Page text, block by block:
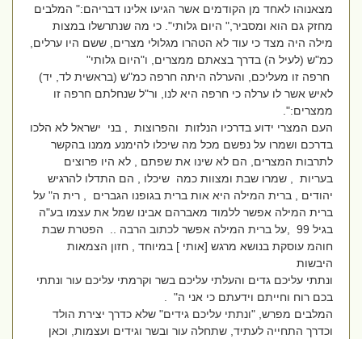
מצאנוהו לאחד מן הקודמים אשר הגיעו אלינו דבריהם:" המלבים
מחזק גם הוא ומסביר," היום גלותי". כי מה שנתרשלו במצות
מילה היה מצד כי עוד לא הטהרו מגלולי מצרים, ששם היו ערלים,
כמ"ש (לעיל ה) בדרך בצאתם ממצרים, ו"היום גלותי"
חרפה זו מעליכם, והערלה היתה חרפה כמ"ש (בראשית לד, יד)
לאיש אשר לו ערלה כי חרפה היא לנו, ור"ל שנחלתם חרפה זו
ממצרים:".
העם המצרי ידוע בדרכיו הנלזות והפרוצות , בני ישראל לא הלכו
בדרכם ושמרו על נפשם מכל מה שיכלו להימנע ממנו בהקשר
לתרבות המצרים, הם לא שינו את שפתם , לא היו פרוצים
בעריות , שמרו שבת ומצוות כמה שיכלו , הם התדלו להרגיש
יהודים , ברית המילה היא אות ברית בגופנו הגברים , רית ה" על
ברית המילה אפשר ללמוד מאברהם אבינו שמל את עצמו בע"ה
בגיל 99 ,על ברית המילה אפשר לכתוב הרבה .. הפטרת שבת
חוהמ עוסקת בנושא מרגש [אותי ] במיוחד , חזון הצמאות
היבשות
ונתתי עליכם גדים והעלתי עליכם בשר וקרמתי עליכם עור ונתתי
בכם רוח וחייתם וידעתם כי אני ה" .
המלבים מפרש, "ונתתי עליכם גידים" שלא כדרך יצירת הולד
וכדרך התחייה לעתיד, שתחלה עור ובשר וגידים ועצמות, וכאן